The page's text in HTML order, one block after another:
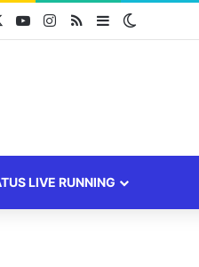
YouTubeInstagram
RSS Sidebar
LIVE RUNNING